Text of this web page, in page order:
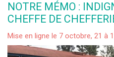
NOTRE MÉMO :
CHEFFE DE
Mise en ligne le 7 octobre, 21 à